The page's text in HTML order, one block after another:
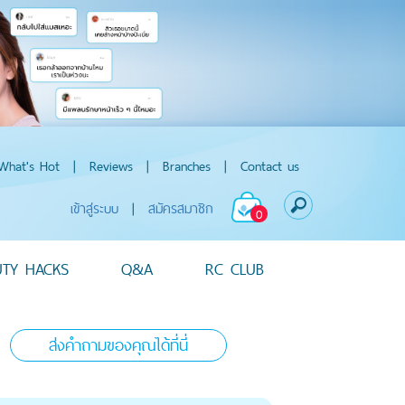
Hot | Reviews | Branches | Contact us
0
เข้าสู่ระบบ | สมัครสมาชิก
HACKS Q&A RC CLUB
ส่งคำถามของคุณได้ที่นี่